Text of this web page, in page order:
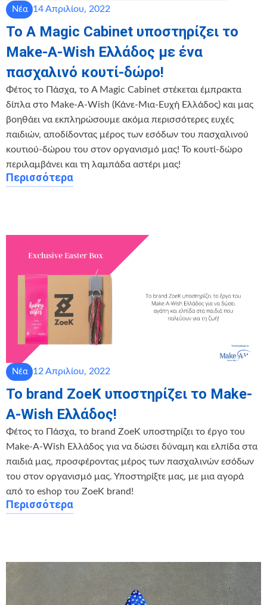
Νέα 14 Απριλίου, 2022
Το A Magic Cabinet υποστηρίζει το
Make-A-Wish Ελλάδος με ένα
πασχαλινό κουτί-δώρο!
Φέτος το Πάσχα, το A Magic Cabinet στέκεται έμπρακτα
δίπλα στο Make-A-Wish (Κάνε-Μια-Ευχή Ελλάδος) και μας
βοηθάει να εκπληρώσουμε ακόμα περισσότερες ευχές
παιδιών, αποδίδοντας μέρος των εσόδων του πασχαλινού
κουτιού-δώρου του στον οργανισμό μας! Το κουτί-δώρο
περιλαμβάνει και τη λαμπάδα αστέρι μας!
Περισσότερα
Νέα 12 Απριλίου, 2022
Το brand ZoeK υποστηρίζει το Make-
A-Wish Ελλάδος!
Φέτος το Πάσχα, το brand ZoeK υποστηρίζει το έργο του
Make-A-Wish Ελλάδος για να δώσει δύναμη και ελπίδα στα
παιδιά μας, προσφέροντας μέρος των πασχαλινών εσόδων
του στον οργανισμό μας. Υποστηρίξτε μας, με μια αγορά
από το eshop του ZoeK brand!
Περισσότερα